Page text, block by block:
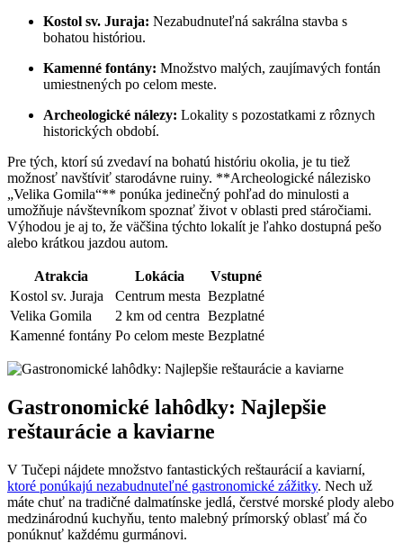
Kostol sv. Juraja: Nezabudnuteľná sakrálna stavba s
bohatou históriou.
Kamenné fontány: Množstvo malých, zaujímavých fontán
umiestnených po celom meste.
Archeologické nálezy: Lokality s pozostatkami z rôznych
historických období.
Pre tých, ktorí sú zvedaví na bohatú históriu okolia, je tu tiež
možnosť navštíviť starodávne ruiny. **Archeologické nálezisko
„Velika Gomila“** ponúka jedinečný pohľad do minulosti a
umožňuje návštevníkom spoznať život v oblasti pred stáročiami.
Výhodou je aj to, že väčšina týchto lokalít je ľahko dostupná pešo
alebo krátkou jazdou autom.
Atrakcia Lokácia
Vstupné
Kostol sv. Juraja
Centrum mesta Bezplatné
Velika Gomila
2 km od centra Bezplatné
Kamenné fontány Po celom meste Bezplatné
Gastronomické lahôdky: Najlepšie
reštaurácie a kaviarne
V Tučepi nájdete množstvo fantastických reštaurácií a kaviarní,
ktoré ponúkajú nezabudnuteľné gastronomické zážitky. Nech už
máte chuť na tradičné dalmatínske jedlá, čerstvé morské plody alebo
medzinárodnú kuchyňu, tento malebný prímorský oblasť má čo
ponúknuť každému gurmánovi.